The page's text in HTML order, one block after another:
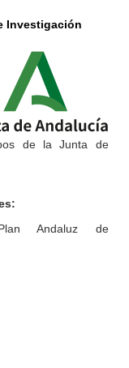
Investigación
de la Junta de
Andaluz de